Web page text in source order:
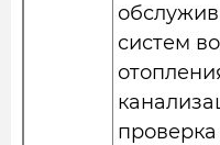
систем
проверка